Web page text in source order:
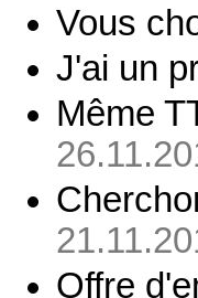
Vous
J'ai un
Même
Offre